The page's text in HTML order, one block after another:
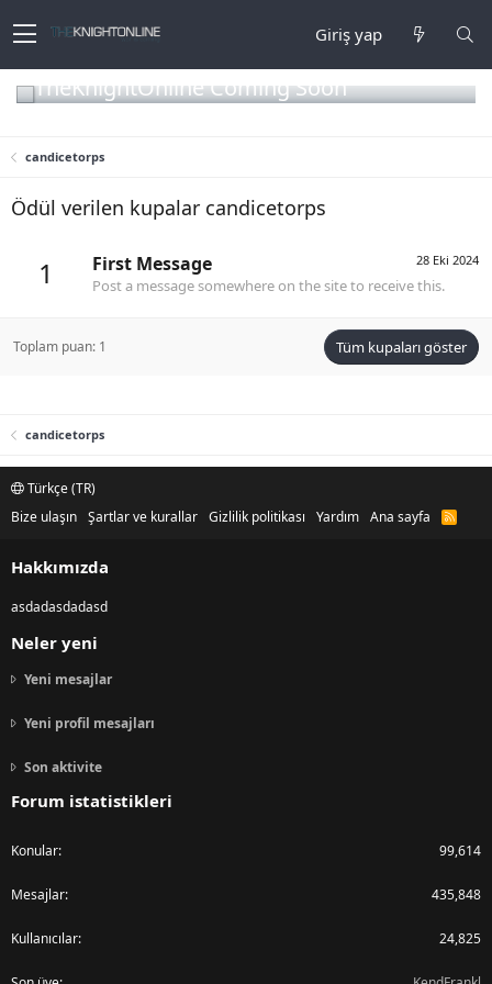
Giriş yap
TheKnightOnline Coming Soon
candicetorps
Ödül verilen kupalar candicetorps
1 28 Eki 2024
First Message
Post a message somewhere on the site to receive this.
Toplam puan: 1 Tüm kupaları göster
candicetorps
Türkçe (TR)
Bize ulaşın Şartlar ve kurallar Gizlilik politikası Yardım Ana sayfa
R
Hakkımızda
asdadasdadasd
Neler yeni
Yeni mesajlar
Yeni profil mesajları
Son aktivite
Forum istatistikleri
Konular 99,614
Mesajlar 435,848
Kullanıcılar 24,825